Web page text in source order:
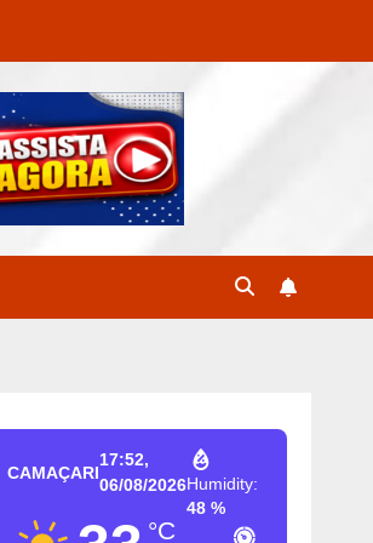
CAMAÇARI
17:52,
06/08/2026
°C
Humidity:
48 %